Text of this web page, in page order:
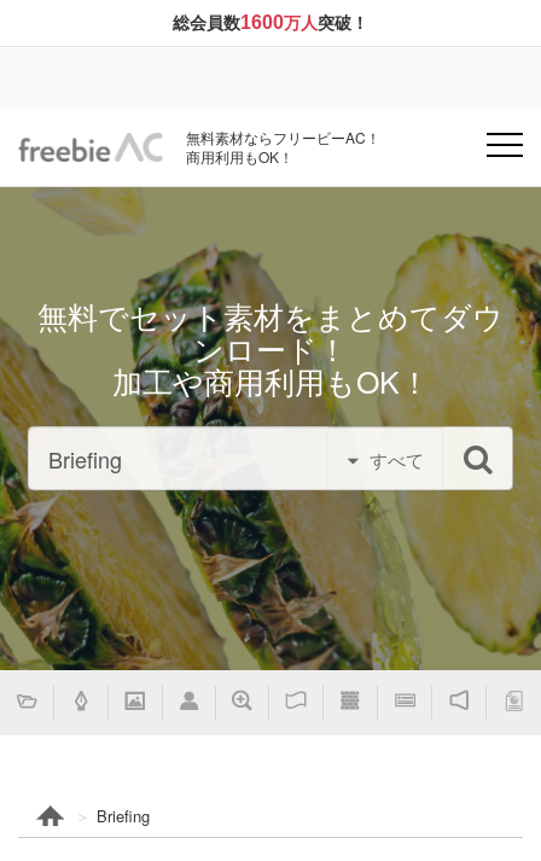
総会員数1600万人突破！
無料素材ならフリービーAC！
商用利用もOK！
無料でセット素材をまとめてダウ
ンロード！
加工や商用利用もOK！
すべて
Briefing